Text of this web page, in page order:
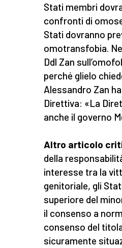
Stati membri
confronti di
Stati dovranno
omotransfobia.
Ddl Zan
perché glielo
Alessandro Zan
Direttiva: «La
anche il governo
Altro articolo
della
interesse tra la
genitoriale, gli
superiore del
il consenso a
consenso del
sicuramente